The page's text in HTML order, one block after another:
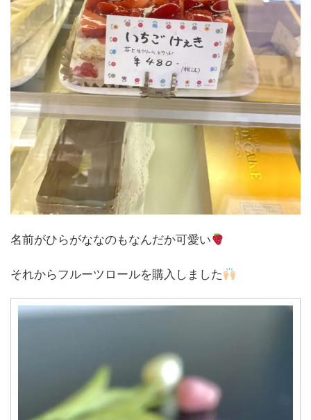
名前がひらがななのもなんだか可愛い
それからフルーツロールを購入しました